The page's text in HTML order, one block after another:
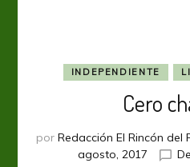
INDEPENDIENTE
Cero
por Redacción El Rincón del
agosto, 2017